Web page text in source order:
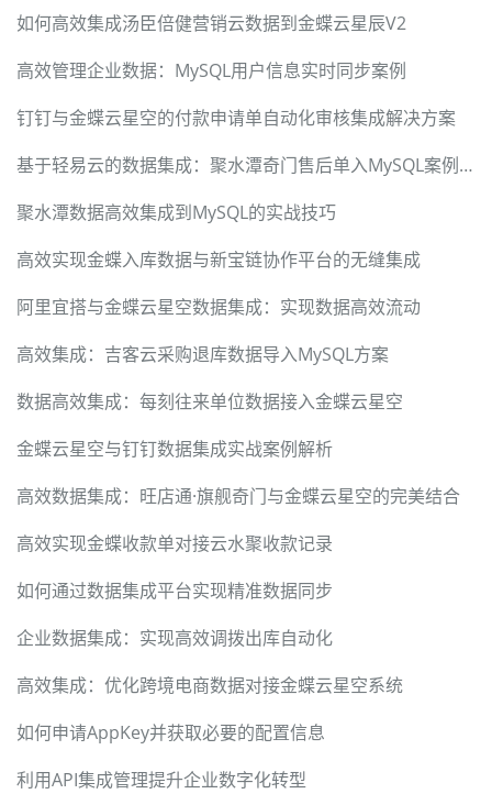
如何高效集成汤臣倍健营销云数据到金蝶云星辰V2
高效管理企业数据：MySQL用户信息实时同步案例
钉钉与金蝶云星空的付款申请单自动化审核集成解决方案
基于轻易云的数据集成：聚水潭奇门售后单入MySQL案例解析
聚水潭数据高效集成到MySQL的实战技巧
高效实现金蝶入库数据与新宝链协作平台的无缝集成
阿里宜搭与金蝶云星空数据集成：实现数据高效流动
高效集成：吉客云采购退库数据导入MySQL方案
数据高效集成：每刻往来单位数据接入金蝶云星空
金蝶云星空与钉钉数据集成实战案例解析
高效数据集成：旺店通·旗舰奇门与金蝶云星空的完美结合
高效实现金蝶收款单对接云水聚收款记录
如何通过数据集成平台实现精准数据同步
企业数据集成：实现高效调拨出库自动化
高效集成：优化跨境电商数据对接金蝶云星空系统
如何申请AppKey并获取必要的配置信息
利用API集成管理提升企业数字化转型